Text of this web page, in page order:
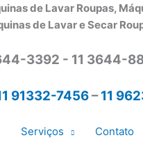
de Lavar Roupas,
de Lavar e Secar
3392 - 11 3644-
91332-7456–11
Serviços Contato